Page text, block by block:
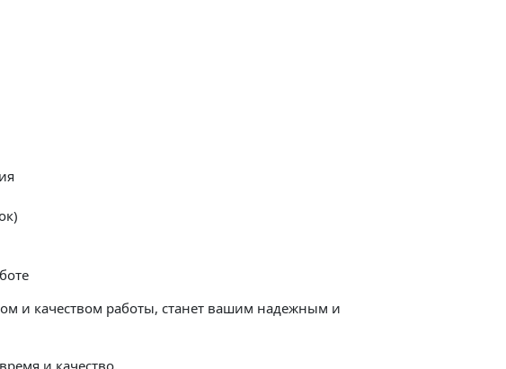
и качеством работы, станет вашим надежным и
и качество.